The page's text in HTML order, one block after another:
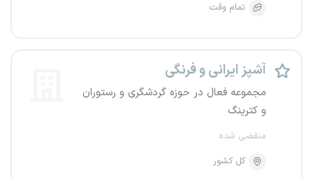
تمام وقت
آشپز ایرانی و فرنگی
مجموعه فعال در حوزه گردشگری و رستوران
و کترینگ
منقضی شده
کل کشور